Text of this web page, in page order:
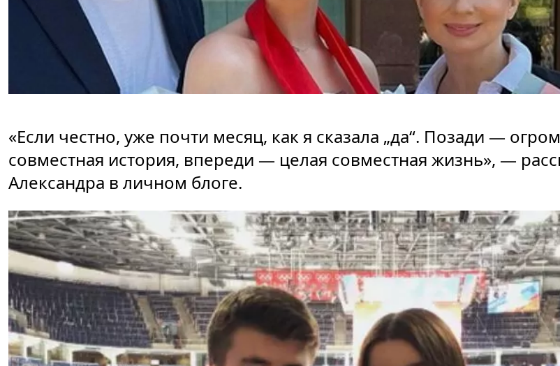
«Если честно, уже почти месяц, как я сказала „да“. Позади —
совместная история, впереди — целая совместная жизнь», —
Александра в личном блоге.